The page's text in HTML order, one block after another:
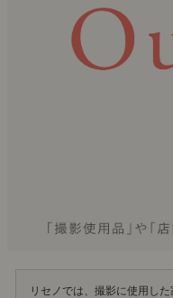
リセノでは、撮影に使用し